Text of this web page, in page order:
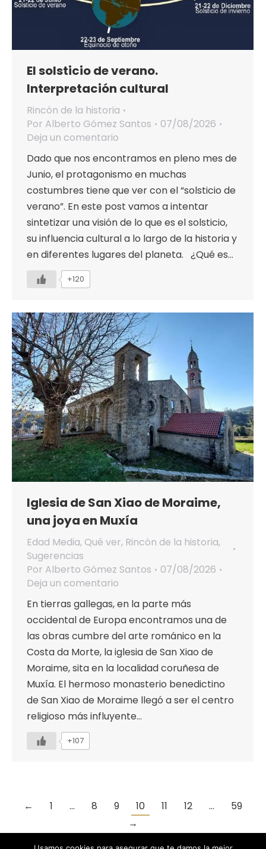
El solsticio de verano.
Interpretación cultural
Rincón de la historia
Por Alberto Gómez Santos
07/08/2026
Deja un comentario
Dado que nos encontramos en pleno mes de
Junio, el protagonismo en muchas
costumbres tiene que ver con el “solsticio de
verano”. En este post vamos a intentar
sintetizar una visión de lo que es el solsticio,
su influencia cultural a lo largo de la historia y
en diferentes lugares del planeta. ¿Qué es…
+120
Iglesia de San Xiao de Moraime,
una joya en Muxía
Edad Media, Qué ver, Rincón de la historia,
Sugerencias
Por Alberto Gómez Santos
07/08/2026
Deja un comentario
En tierras gallegas, en la parte más
occidental de Europa encontramos una de
las obras cumbre del arte románico en la
Costa da Morte, la iglesia de San Xiao de
Moraime, sita en la localidad coruñesa de
Muxía. El hermoso monasterio benedictino
de San Xiao de Moraime llegó a ser el centro
religioso más influyente…
+107
← 1 … 8 9 10 11 12 …
59
→